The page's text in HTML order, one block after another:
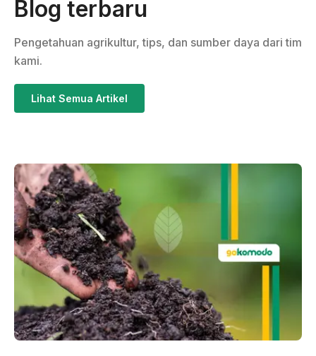
Blog terbaru
Pengetahuan agrikultur, tips, dan sumber daya dari tim
kami.
Lihat Semua Artikel